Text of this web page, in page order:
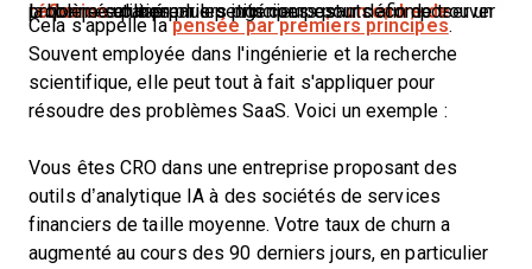
La pensée par premiers principes est
un cadre de réflexion
utilisé par les ingénieurs pour décomposer un problème en ses plus petits composants afin de trouver la bonne solution.
Cela s'appelle lapensée par premiers principes.
Souvent employée dans l'ingénierie et la recherche
scientifique, elle peut tout à fait s'appliquer pour
résoudre des problèmes SaaS. Voici un exemple :
Vous êtes CRO dans une entreprise proposant des
outils d’analytique IA à des sociétés de services
financiers de taille moyenne. Votre taux de churn a
augmenté au cours des 90 derniers jours, en particulier